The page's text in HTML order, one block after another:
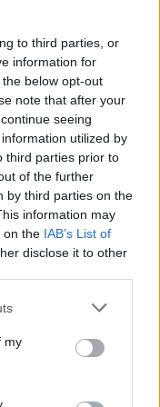
to third parties, or
information for
below opt-out
note that after your
seeing
utilized by
third parties prior to
of the further
by third parties on the
information may
on the IAB’s List of
disclose it to other
my
Muzeum
Moravy ve Zlíně.
nazvaná Létající
začíná 1. prosince
originálním způsobem
tvořené
z říše nerostů či
institutu, ve kterém
v umělecká díla
dvouletý synek na
pláží s bílým pískem
mušle, přivedlo to
odpadků posbíraných